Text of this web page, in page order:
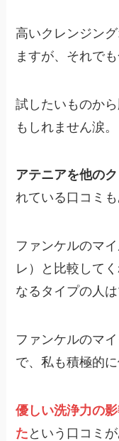
高いクレンジン
ますが、それで
試したいものか
もしれません涙。
アテニアを他の
れている口コミも
ファンケルのマ
レ）と比較して
なるタイプの人
ファンケルのマ
で、私も積極的に
優しい洗浄力の
た という口コミが